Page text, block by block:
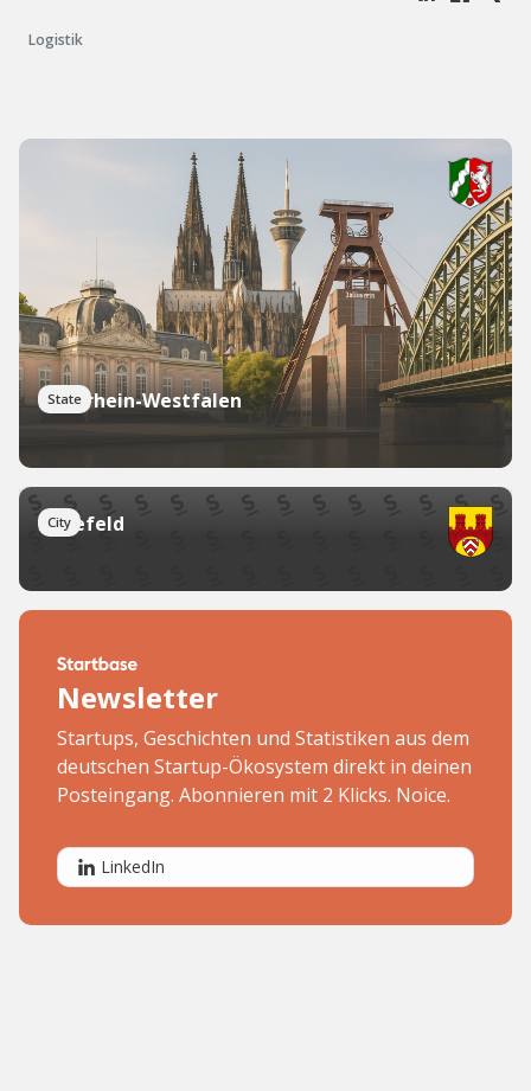
Logistik
State
Nordrhein-Westfalen
City
Bielefeld
Newsletter
Startups, Geschichten und Statistiken aus dem
deutschen Startup-Ökosystem direkt in deinen
Posteingang. Abonnieren mit 2 Klicks. Noice.
LinkedIn